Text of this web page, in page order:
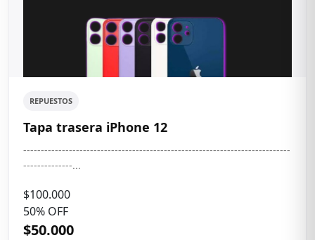
REPUESTOS
Tapa trasera iPhone 12
----------------------------------------------------------------------------
--------------...
$100.000
50% OFF
$50.000